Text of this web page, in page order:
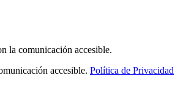
la comunicación accesible.
accesible. Política de Privacidad